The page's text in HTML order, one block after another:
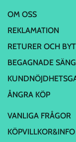
OM OSS
REKLAMATION
RETURER OCH
BEGAGNADE
ÅNGRA KÖP
VANLIGA FRÅGOR
KÖPVILLKOR&INFO